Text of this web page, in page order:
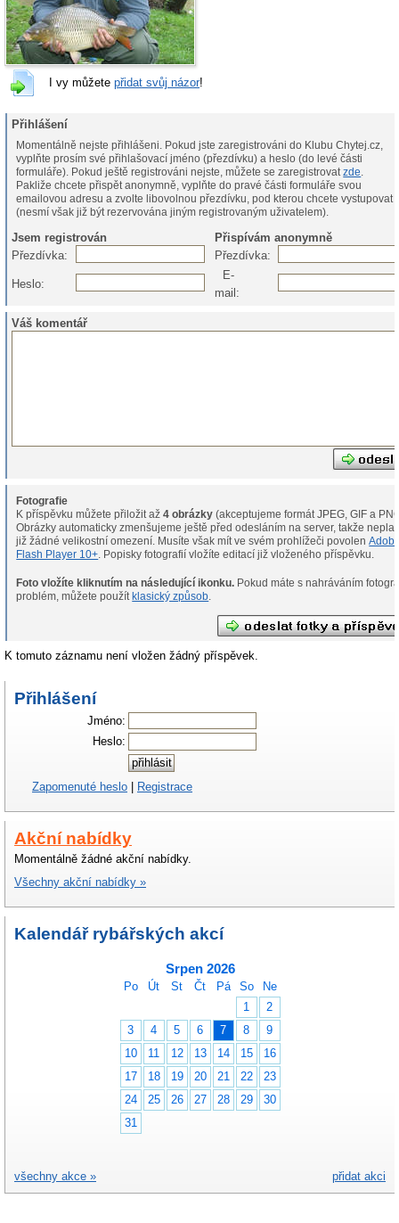
I vy můžete přidat svůj názor!
Přihlášení
Momentálně nejste přihlášeni. Pokud jste zaregistrováni do Klubu Chytej.cz,
vyplňte prosím své přihlašovací jméno (přezdívku) a heslo (do levé části
formuláře). Pokud ještě registrováni nejste, můžete se zaregistrovatzde
Pakliže chcete přispět anonymně, vyplňte do pravé části formuláře svou
emailovou adresu a zvolte libovolnou přezdívku, pod kterou chcete vystupovat
(nesmí však již být rezervována jiným registrovaným uživatelem).
Jsem registrován
Přispívám anonymně
Přezdívka:
Přezdívka:
Heslo:
E-
mail:
Váš komentář
Fotografie
K příspěvku můžete přiložit až4 obrázky (akceptujeme formát JPEG, GIF a
Obrázky automaticky zmenšujeme ještě před odesláním na server, takže
již žádné velikostní omezení. Musíte však mít ve svém prohlížeči povolen
Flash Player 10+ . Popisky fotografií vložíte editací již vloženého příspěvku.
Foto vložíte kliknutím na následující ikonku.
problém, můžete použítklasický způsob.
K tomuto záznamu není vložen žádný příspěvek.
Přihlášení
Jméno:
Heslo:
Zapomenuté heslo | Registrace
Akční nabídky
Momentálně žádné akční nabídky.
Všechny akční nabídky »
Kalendář rybářských akcí
Srpen 2026
Po Út St Čt Pá So
Ne
1
2
3
4 5 6 7 8
9
10
11 12 13 14 15
16
17
18 19 20 21 22
23
24
25 26 27 28 29
30
31
přidat akci
všechny akce »